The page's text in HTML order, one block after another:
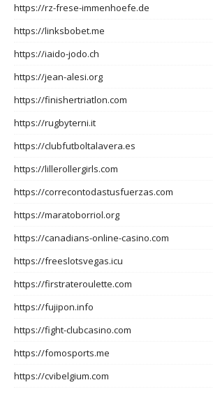
https://rz-frese-immenhoefe.de
https://linksbobet.me
https://iaido-jodo.ch
https://jean-alesi.org
https://finishertriatlon.com
https://rugbyterni.it
https://clubfutboltalavera.es
https://lillerollergirls.com
https://correcontodastusfuerzas.com
https://maratoborriol.org
https://canadians-online-casino.com
https://freeslotsvegas.icu
https://firstrateroulette.com
https://fujipon.info
https://fight-clubcasino.com
https://fomosports.me
https://cvibelgium.com